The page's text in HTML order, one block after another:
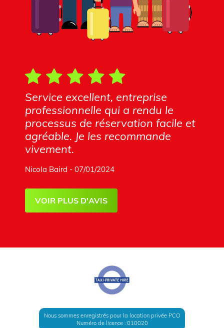
Service excellent, entreprise
professionnelle qui a rendu le
processus de réservation facile et
agréable. Je les recommande
vivement.
Nicola Baird - 07/01/2024
VOIR PLUS D'AVIS
Nous sommes enregistrés pour la location privée PCO
Numéro de licence : 010020